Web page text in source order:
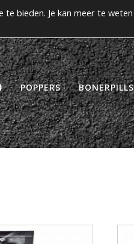
>> Gratis
POPPERS BONERPILLS
bieden. Je kan meer te